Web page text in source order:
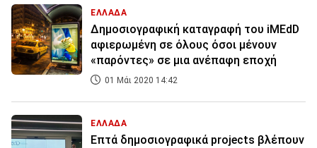
ΕΛΛΑΔΑ
Δημοσιογραφική καταγραφή του iMEdD
αφιερωμένη σε όλους όσοι μένουν
«παρόντες» σε μια ανέπαφη εποχή
01 Μάι 2020 14:42
ΕΛΛΑΔΑ
Επτά δημοσιογραφικά projects βλέπουν